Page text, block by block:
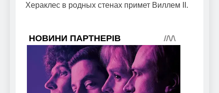
Хераклес в родных стенах примет Виллем II.